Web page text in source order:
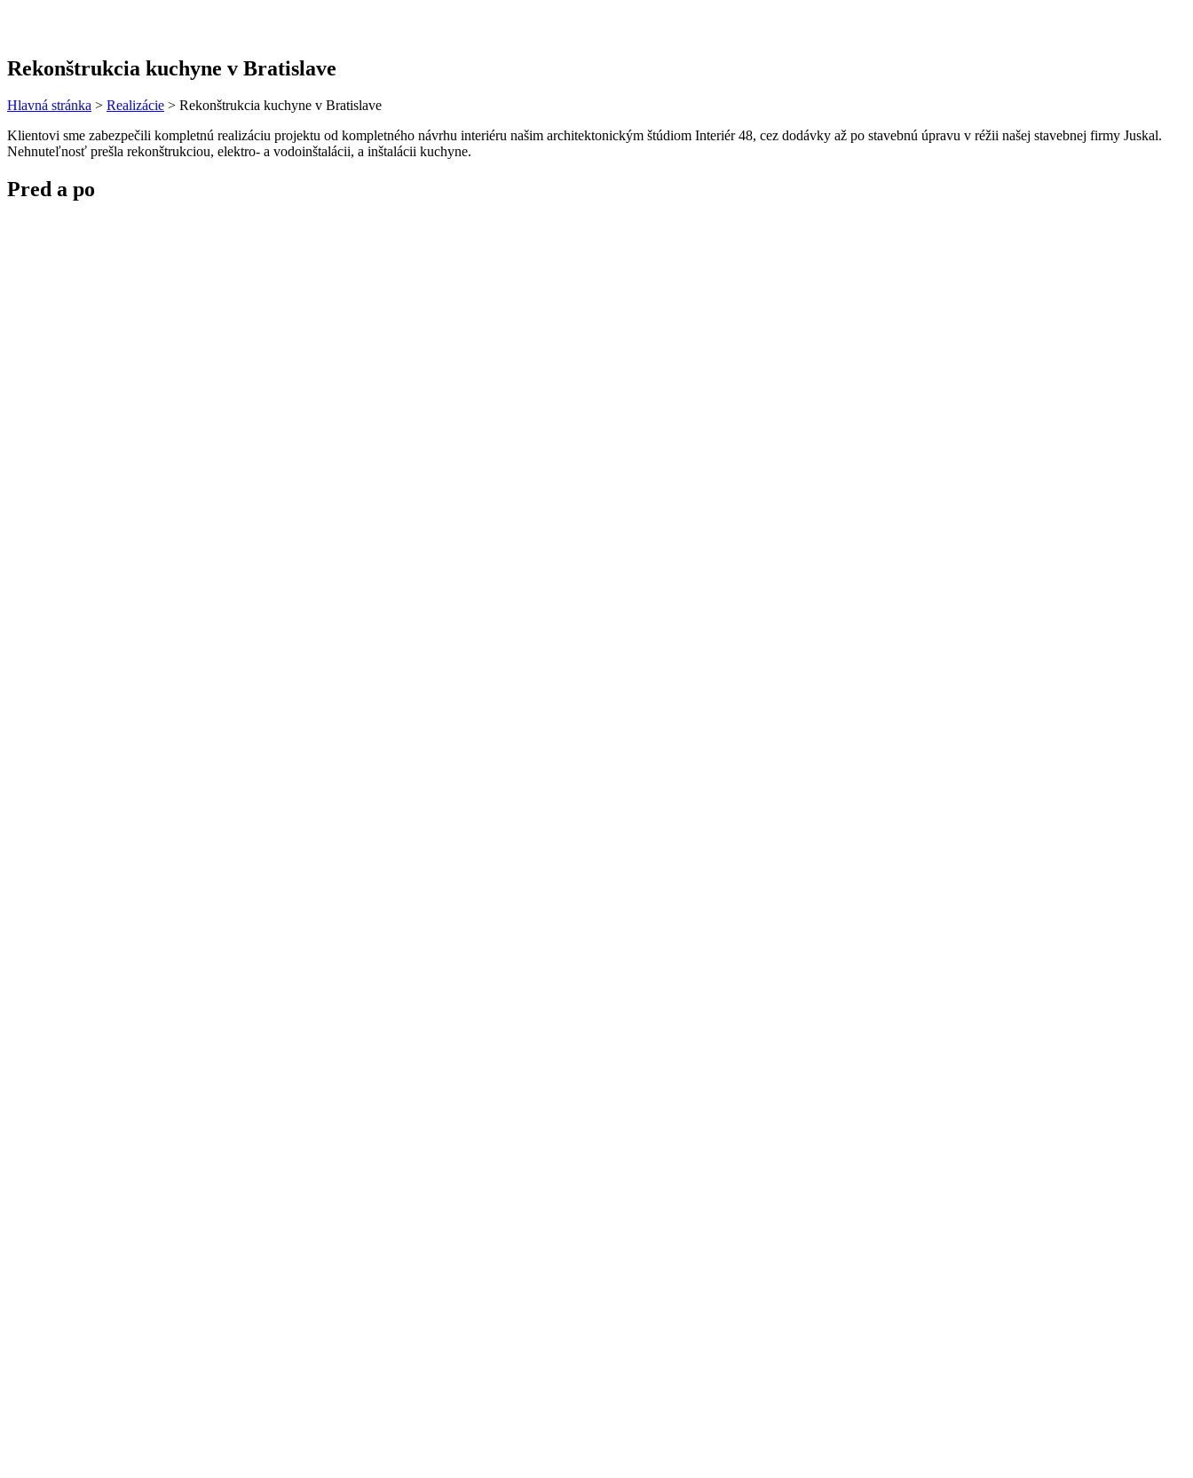
Rekonštrukcia kuchyne v Bratislave
Hlavná stránka > Realizácie > Rekonštrukcia kuchyne v Bratislave
Klientovi sme zabezpečili kompletnú realizáciu projektu od kompletného návrhu interiéru našim architektonickým štúdiom Interiér 48, cez dodávky až po stavebnú úpravu v réžii našej stavebnej firmy Juskal.
Nehnuteľnosť prešla rekonštrukciou, elektro- a vodoinštalácii, a inštalácii kuchyne.
Pred a po